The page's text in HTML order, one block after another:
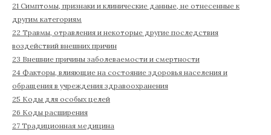
21 Симптомы, признаки и клинические данные, не отнесенные к
другим категориям
22 Травмы, отравления и некоторые другие последствия
воздействий внешних причин
23 Внешние причины заболеваемости и смертности
24 Факторы, влияющие на состояние здоровья населения и
обращения в учреждения здравоохранения
25 Коды для особых целей
26 Коды расширения
27 Традиционная медицина